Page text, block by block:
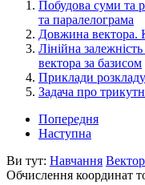
Побудова суми та
та паралелограма
Довжина вектора.
Лінійна
вектора за базисом
Приклади
Задача про
Попередня
Наступна
Ви тут: Навчання
Обчислення координат